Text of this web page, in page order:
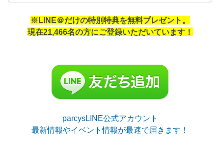
※LINE＠だけの特別特典を無料プレゼント。
現在21,466名の方にご登録いただいています！
parcysLINE公式アカウント
最新情報やイベント情報が最速で届きます！